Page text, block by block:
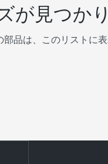
が見つか
部品は、このリストに